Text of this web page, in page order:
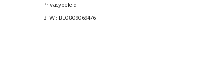
Privacybeleid
BTW : BE0809069476